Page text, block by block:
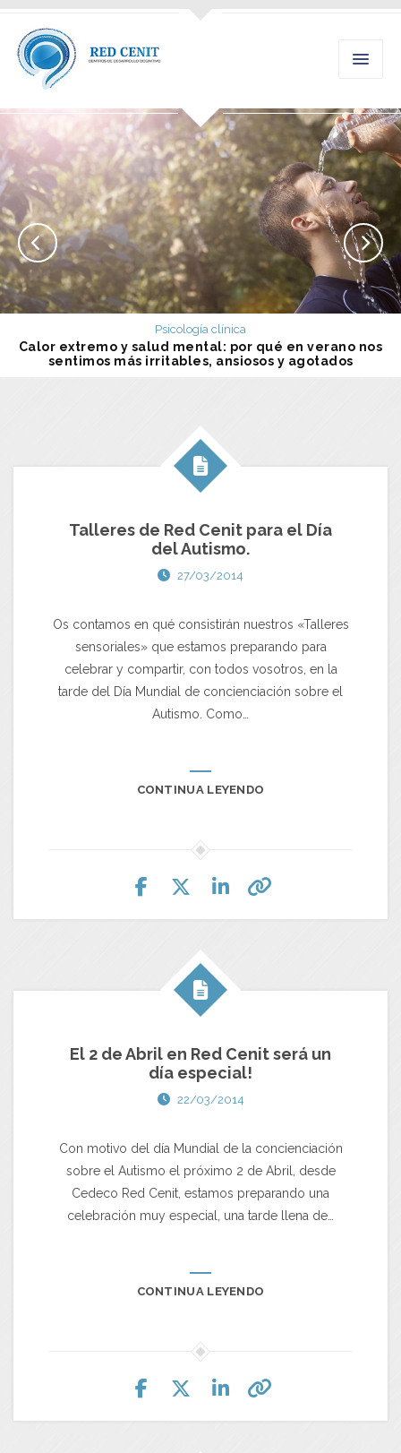
Psicología clínica
Calor extremo y salud mental: por qué en verano nos
sentimos más irritables, ansiosos y agotados
Talleres de Red Cenit para el Día
del Autismo.
27/03/2014
Os contamos en qué consistirán nuestros «Talleres
sensoriales» que estamos preparando para
celebrar y compartir, con todos vosotros, en la
tarde del Día Mundial de concienciación sobre el
Autismo. Como…
CONTINUA LEYENDO
El 2 de Abril en Red Cenit será un
día especial!
22/03/2014
Con motivo del día Mundial de la concienciación
sobre el Autismo el próximo 2 de Abril, desde
Cedeco Red Cenit, estamos preparando una
celebración muy especial, una tarde llena de…
CONTINUA LEYENDO